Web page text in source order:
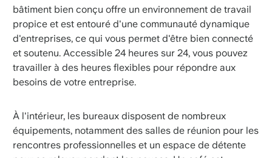
bâtiment bien conçu offre un environnement de travail
propice et est entouré d'une communauté dynamique
d'entreprises, ce qui vous permet d'être bien connecté
et soutenu. Accessible 24 heures sur 24, vous pouvez
travailler à des heures flexibles pour répondre aux
besoins de votre entreprise.
À l'intérieur, les bureaux disposent de nombreux
équipements, notamment des salles de réunion pour les
rencontres professionnelles et un espace de détente